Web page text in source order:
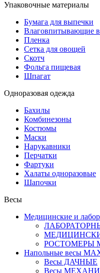
Упаковочные материалы
Бумага для выпечки
Влаговпитывающие
Пленка
Сетка для овощей
Скотч
Фольга пищевая
Шпагат
Одноразовая одежда
Бахилы
Комбинезоны
Костюмы
Маски
Нарукавники
Перчатки
Фартуки
Халаты одноразовые
Шапочки
Весы
Медицинские и
РОСТОМЕРЫ
Напольные весы
Весы ДАЧНЫЕ
Весы